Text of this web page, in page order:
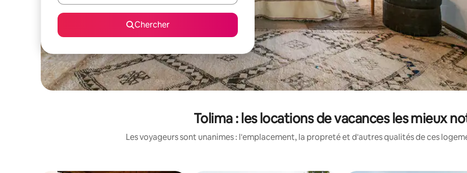
Chercher
Tolima : les locations de vacances les mieux
Les voyageurs sont unanimes : l'emplacement, la propreté et d'autres qualités de ces